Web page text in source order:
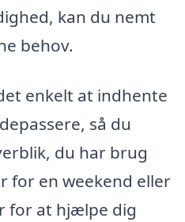
kan du nemt
behov.
enkelt at indhente
så du
du har brug
for en weekend eller
for at hjælpe dig